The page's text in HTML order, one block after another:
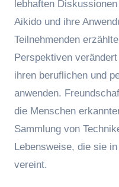
lebhaften
Aikido und ihre
Teilnehmenden
Perspektiven
ihren beruflichen und
anwenden.
die Menschen
Sammlung von
Lebensweise, die sie
vereint.